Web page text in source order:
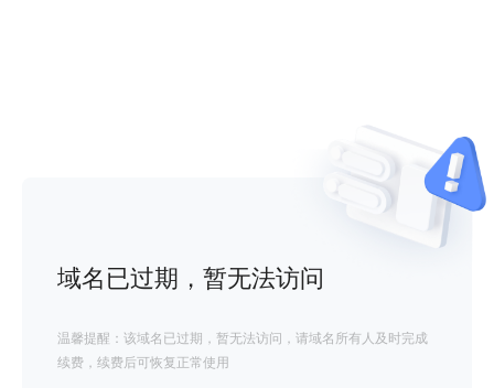
域名已过期，暂无法访问
温馨提醒：该域名已过期，暂无法访问，请域名所有人及时完成
续费，续费后可恢复正常使用